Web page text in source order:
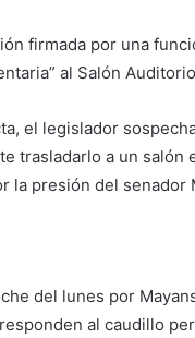
firmada por una
al Salón
el legislador
trasladarlo a un salón
la presión del senador
del lunes por
al caudillo